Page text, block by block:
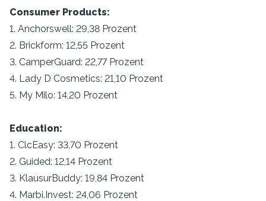
Consumer Products:
1. Anchorswell: 29,38 Prozent
2. Brickform: 12,55 Prozent
3. CamperGuard: 22,77 Prozent
4. Lady D Cosmetics: 21,10 Prozent
5. My Milo: 14,20 Prozent
Education:
1. ClcEasy: 33,70 Prozent
2. Guided: 12,14 Prozent
3. KlausurBuddy: 19,84 Prozent
4. Marbi.Invest: 24,06 Prozent